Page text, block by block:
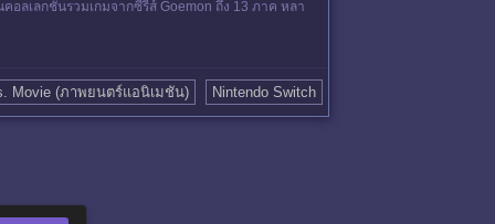
อลเลกชันรวมเกมจากซีรีส์ Goemon ถึง 13 ภาค หลา
Movie (ภาพยนตร์แอนิเมชัน) Nintendo Switch